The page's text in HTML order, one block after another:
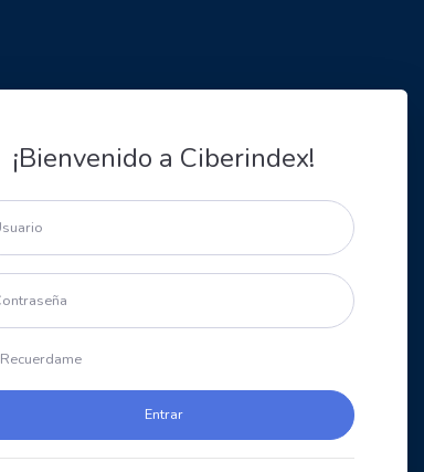
¡Bienvenido a Ciberindex!
Recuerdame